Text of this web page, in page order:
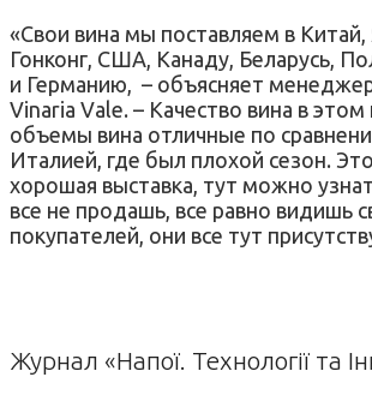
«Свои вина мы поставляем в Китай,
Гонконг, США, Канаду, Беларусь,
и Германию, – объясняет
Vinaria Vale. – Качество вина в
объемы вина отличные по
Италией, где был плохой сезон.
хорошая выставка, тут можно
все не продашь, все равно видишь
покупателей, они все тут
Журнал «Напої. Технології та